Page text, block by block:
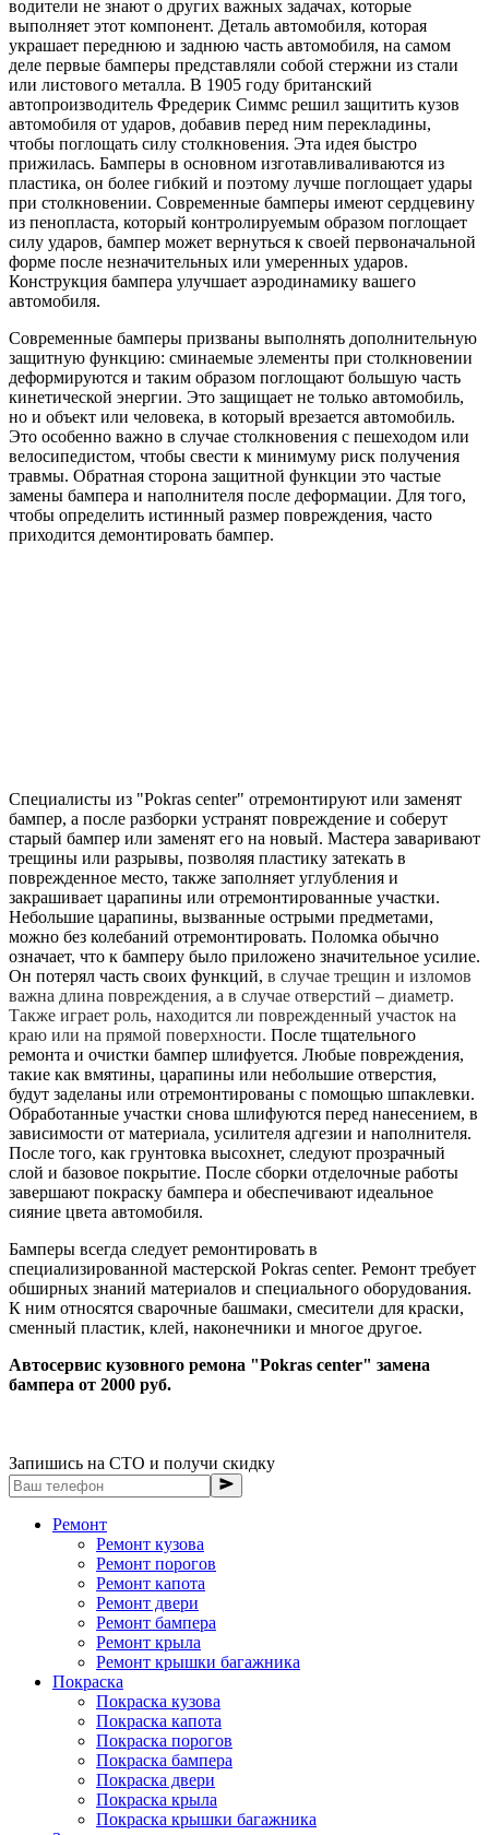
водители не знают о других важных задачах, которые
выполняет этот компонент. Деталь автомобиля, которая
украшает переднюю и заднюю часть автомобиля, на самом
деле первые бамперы представляли собой стержни из стали
или листового металла. В 1905 году британский
автопроизводитель Фредерик Симмс решил защитить кузов
автомобиля от ударов, добавив перед ним перекладины,
чтобы поглощать силу столкновения. Эта идея быстро
прижилась. Бамперы в основном изготавливаливаются из
пластика, он более гибкий и поэтому лучше поглощает удары
при столкновении. Современные бамперы имеют сердцевину
из пенопласта, который контролируемым образом поглощает
силу ударов, бампер может вернуться к своей первоначальной
форме после незначительных или умеренных ударов.
Конструкция бампера улучшает аэродинамику вашего
автомобиля.
Современные бамперы призваны выполнять дополнительную
защитную функцию: сминаемые элементы при столкновении
деформируются и таким образом поглощают большую часть
кинетической энергии. Это защищает не только автомобиль,
но и объект или человека, в который врезается автомобиль.
Это особенно важно в случае столкновения с пешеходом или
велосипедистом, чтобы свести к минимуму риск получения
травмы. Обратная сторона защитной функции это частые
замены бампера и наполнителя после деформации. Для того,
чтобы определить истинный размер повреждения, часто
приходится демонтировать бампер.
Специалисты из "Pokras center" отремонтируют или заменят
бампер, а после разборки устранят повреждение и соберут
старый бампер или заменят его на новый. Мастера заваривают
трещины или разрывы, позволяя пластику затекать в
поврежденное место, также заполняет углубления и
закрашивает царапины или отремонтированные участки.
Небольшие царапины, вызванные острыми предметами,
можно без колебаний отремонтировать. Поломка обычно
означает, что к бамперу было приложено значительное усилие.
Он потерял часть своих функций, в случае трещин и изломов
важна длина повреждения, а в случае отверстий – диаметр.
Также играет роль, находится ли поврежденный участок на
краю или на прямой поверхности. После тщательного
ремонта и очистки бампер шлифуется. Любые повреждения,
такие как вмятины, царапины или небольшие отверстия,
будут заделаны или отремонтированы с помощью шпаклевки.
Обработанные участки снова шлифуются перед нанесением, в
зависимости от материала, усилителя адгезии и наполнителя.
После того, как грунтовка высохнет, следуют прозрачный
слой и базовое покрытие. После сборки отделочные работы
завершают покраску бампера и обеспечивают идеальное
сияние цвета автомобиля.
Бамперы всегда следует ремонтировать в
специализированной мастерской Pokras center. Ремонт требует
обширных знаний материалов и специального оборудования.
К ним относятся сварочные башмаки, смесители для краски,
сменный пластик, клей, наконечники и многое другое.
Автосервис кузовного ремона "Pokras center" замена
бампера от 2000 руб.
Запишись на СТО и получи скидку
Ремонт
Ремонт кузова
Ремонт порогов
Ремонт капота
Ремонт двери
Ремонт бампера
Ремонт крыла
Ремонт крышки багажника
Покраска
Покраска кузова
Покраска капота
Покраска порогов
Покраска бампера
Покраска двери
Покраска крыла
Покраска крышки багажника